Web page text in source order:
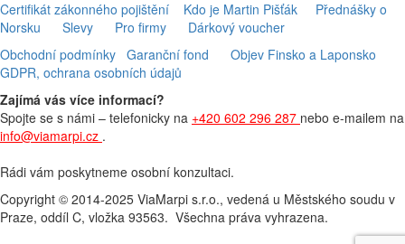
Certifikát zákonného pojištění Kdo je Martin Pišťák
Přednášky o
Norsku
Slevy Pro firmy
Dárkový voucher
Obchodní podmínky Garanční fond
Objev Finsko a Laponsko
GDPR, ochrana osobních údajů
Zajímá vás více informací?
Spojte se s námi – telefonicky na +420 602 296 287 nebo e-mailem na
info@viamarpi.cz .
Rádi vám poskytneme osobní konzultaci.
Copyright © 2014-2025 ViaMarpi s.r.o., vedená u Městského soudu v
Praze, oddíl C, vložka 93563. Všechna práva vyhrazena.